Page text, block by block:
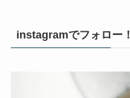
instagramでフォロー！